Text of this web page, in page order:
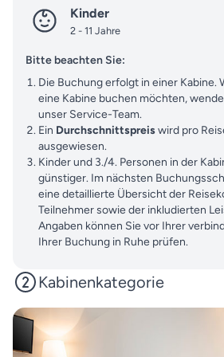
Kinder
2 - 11 Jahre
Bitte beachten Sie:
Die Buchung erfolgt in einer Kabine.
eine Kabine buchen möchten,
unser Service-Team.
Ein Durchschnittspreiswird pro
ausgewiesen.
Kinder und 3./4. Personen in der
günstiger. Im nächsten
eine detaillierte Übersicht der
Teilnehmer sowie der inkludierten
Angaben können Sie vor Ihrer
Ihrer Buchung in Ruhe prüfen.
Kabinenkategorie